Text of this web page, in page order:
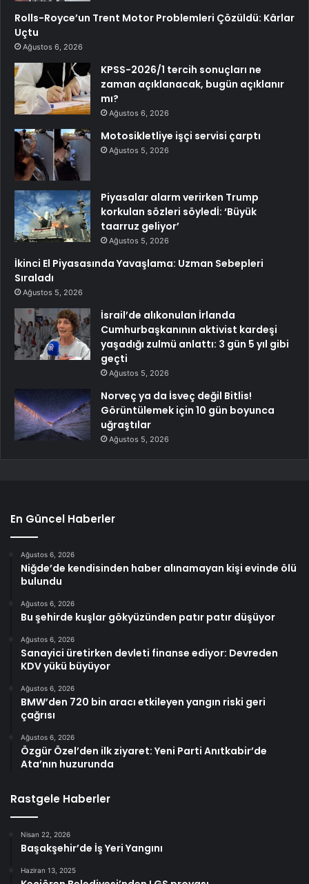
Rolls-Royce’un Trent Motor Problemleri Çözüldü: Kârlar
Uçtu
Ağustos 6, 2026
KPSS-2026/1 tercih sonuçları ne
zaman açıklanacak, bugün açıklanır
mı?
Ağustos 6, 2026
Motosikletliye işçi servisi çarptı
Ağustos 5, 2026
Piyasalar alarm verirken Trump
korkulan sözleri söyledİ: ‘Büyük
taarruz geliyor’
Ağustos 5, 2026
İkinci El Piyasasında Yavaşlama: Uzman Sebepleri
Sıraladı
Ağustos 5, 2026
İsrail’de alıkonulan İrlanda
Cumhurbaşkanının aktivist kardeşi
yaşadığı zulmü anlattı: 3 gün 5 yıl gibi
geçti
Ağustos 5, 2026
Norveç ya da İsveç değil Bitlis!
Görüntülemek için 10 gün boyunca
uğraştılar
Ağustos 5, 2026
En Güncel Haberler
Ağustos 6, 2026
Niğde’de kendisinden haber alınamayan kişi evinde ölü
bulundu
Ağustos 6, 2026
Bu şehirde kuşlar gökyüzünden patır patır düşüyor
Ağustos 6, 2026
Sanayici üretirken devleti finanse ediyor: Devreden
KDV yükü büyüyor
Ağustos 6, 2026
BMW’den 720 bin aracı etkileyen yangın riski geri
çağrısı
Ağustos 6, 2026
Özgür Özel’den ilk ziyaret: Yeni Parti Anıtkabir’de
Ata’nın huzurunda
Rastgele Haberler
Nisan 22, 2026
Başakşehir’de İş Yeri Yangını
Haziran 13, 2025